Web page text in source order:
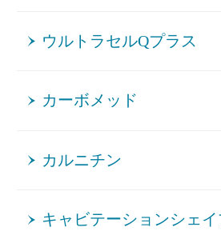
ウルトラセルQプラス
カーボメッド
カルニチン
キャビテーションシェ